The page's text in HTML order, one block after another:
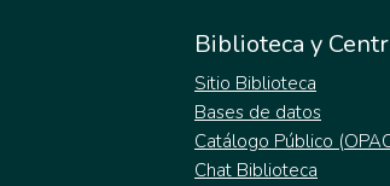
Biblioteca y
Sitio Biblioteca
Bases de datos
Catálogo Público
Chat Biblioteca